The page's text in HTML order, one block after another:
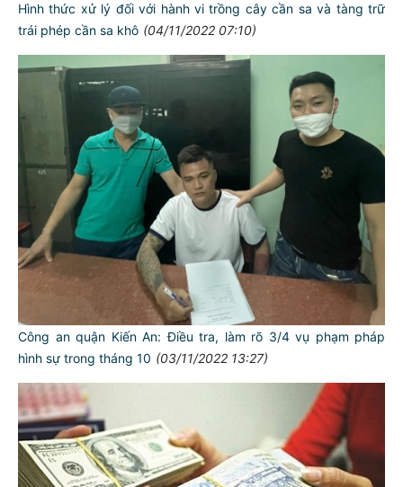
Hình thức xử lý đối với hành vi trồng cây cần sa và tàng trữ
trái phép cần sa khô (04/11/2022 07:10)
Công an quận Kiến An: Điều tra, làm rõ 3/4 vụ phạm pháp
hình sự trong tháng 10 (03/11/2022 13:27)